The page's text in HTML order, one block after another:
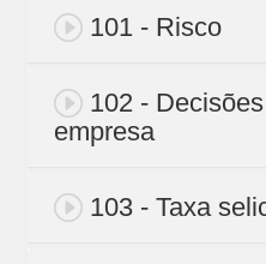
101 - Risco
102 -
empresa
103 - Taxa